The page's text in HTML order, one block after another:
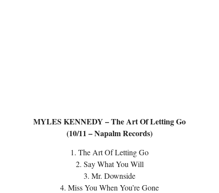
MYLES KENNEDY – The Art Of Letting Go
(10/11 – Napalm Records)
1. The Art Of Letting Go
2. Say What You Will
3. Mr. Downside
4. Miss You When You’re Gone